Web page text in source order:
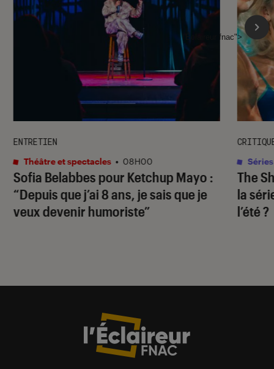
Sofia Belabbes pour Ketchup Mayo :
“Depuis que j’ai 8 ans, je sais que je
veux devenir humoriste”
ENTRETIEN
Théâtre et spectacles • 08H00
The
la
l’été ?
Séries
l'Éclaireur fnac">